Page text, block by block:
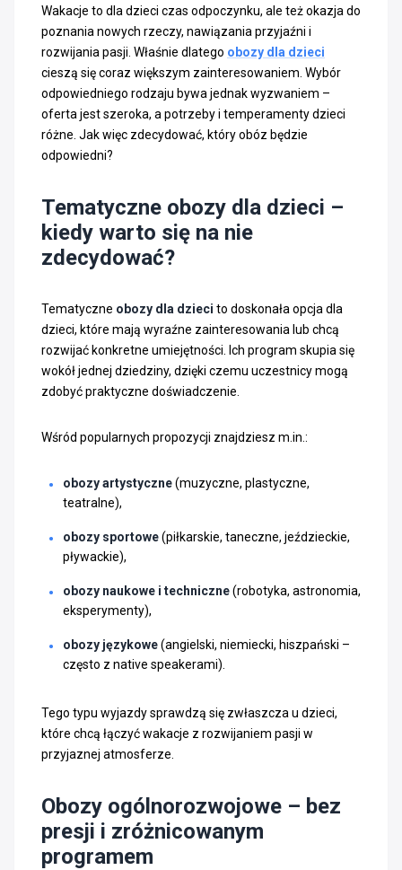
Wakacje to dla dzieci czas odpoczynku, ale też okazja do
poznania nowych rzeczy, nawiązania przyjaźni i
rozwijania pasji. Właśnie dlatego obozy dla dzieci
cieszą się coraz większym zainteresowaniem. Wybór
odpowiedniego rodzaju bywa jednak wyzwaniem –
oferta jest szeroka, a potrzeby i temperamenty dzieci
różne. Jak więc zdecydować, który obóz będzie
odpowiedni?
Tematyczne obozy dla dzieci –
kiedy warto się na nie
zdecydować?
Tematyczne obozy dla dzieci to doskonała opcja dla
dzieci, które mają wyraźne zainteresowania lub chcą
rozwijać konkretne umiejętności. Ich program skupia się
wokół jednej dziedziny, dzięki czemu uczestnicy mogą
zdobyć praktyczne doświadczenie.
Wśród popularnych propozycji znajdziesz m.in.:
obozy artystyczne(muzyczne, plastyczne,
teatralne),
obozy sportowe(piłkarskie, taneczne, jeździeckie,
pływackie),
obozy naukowe i techniczne(robotyka, astronomia,
eksperymenty),
obozy językowe(angielski, niemiecki, hiszpański –
często z native speakerami).
Tego typu wyjazdy sprawdzą się zwłaszcza u dzieci,
które chcą łączyć wakacje z rozwijaniem pasji w
przyjaznej atmosferze.
Obozy ogólnorozwojowe – bez
presji i zróżnicowanym
programem